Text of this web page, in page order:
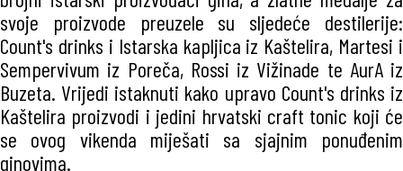
svoje proizvode preuzele su sljedeće destilerije:
Count's drinks i Istarska kapljica iz Kaštelira, Martesi i
Sempervivum iz Poreča, Rossi iz Vižinade te AurA iz
Buzeta. Vrijedi istaknuti kako upravo Count's drinks iz
Kaštelira proizvodi i jedini hrvatski craft tonic koji će
se ovog vikenda miješati sa sjajnim ponuđenim
ginovima.